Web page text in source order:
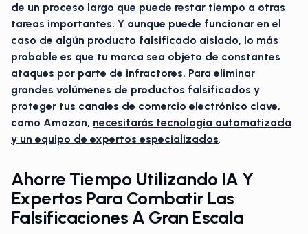
de un proceso largo que puede restar tiempo a otras
tareas importantes. Y aunque puede funcionar en el
caso de algún producto falsificado aislado, lo más
probable es que tu marca sea objeto de constantes
ataques por parte de infractores. Para eliminar
grandes volúmenes de productos falsificados y
proteger tus canales de comercio electrónico clave,
como Amazon, necesitarás tecnología automatizada
y un equipo de expertos especializados.
Ahorre Tiempo Utilizando IA Y
Expertos Para Combatir Las
Falsificaciones A Gran Escala